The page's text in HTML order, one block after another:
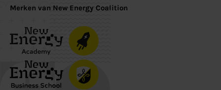
Merken van New Energy Coalition